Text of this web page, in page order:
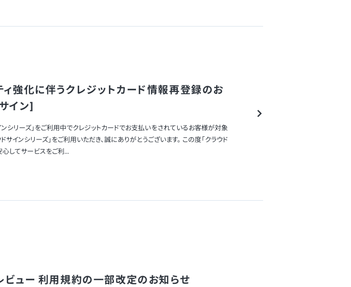
ィ強化に伴うクレジットカード情報再登録のお
イン]
ンシリーズ」をご利用中でクレジットカードでお支払いをされているお客様が対象
ドサインシリーズ」をご利用いただき、誠にありがとうございます。 この度「クラウド
心してサービスをご利...
ビュー 利用規約の一部改定のお知らせ